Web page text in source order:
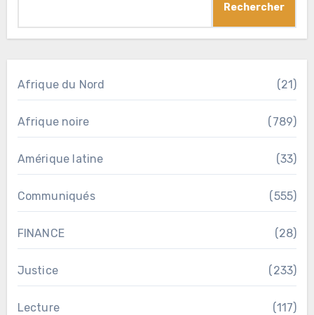
Rechercher
Afrique du Nord (21)
Afrique noire (789)
Amérique latine (33)
Communiqués (555)
FINANCE (28)
Justice (233)
Lecture (117)